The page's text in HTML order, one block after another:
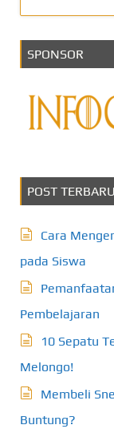
SPONSOR
POST TERBARU
Cara
pada Siswa
Pembelajaran
10 Sepatu
Melongo!
Membeli
Buntung?